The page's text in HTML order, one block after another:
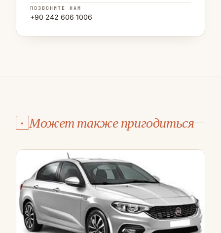
ПОЗВОНИТЕ НАМ
+90 242 606 1006
★ Может также пригодиться